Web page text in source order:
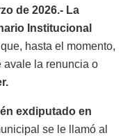
de 2026.- La
Institucional
hasta el momento,
avale la renuncia o
exdiputado en
se le llamó al